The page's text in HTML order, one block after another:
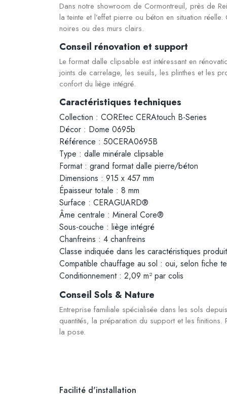
Dans notre showroom de Cormontreuil, près de
la teinte et l’effet pierre ou béton en situation
noires ou des murs clairs.
Conseil rénovation et support
Le format dalle clipsable est intéressant en
joints de carrelage, les seuils, les plinthes et les
confort du liège intégré.
Caractéristiques techniques
Collection : COREtec CERAtouch B-Series
Décor : Dome 0695b
Référence : 50CERA0695B
Type : dalle minérale clipsable
Format : grand format dalle pierre/béton
Dimensions : 915 x 457 mm
Épaisseur totale : 8 mm
Surface : CERAGUARD®
Âme centrale : Mineral Core®
Sous-couche : liège intégré
Chanfreins : 4 chanfreins
Classe indiquée dans les caractéristiques
Compatible chauffage au sol : oui, selon fiche
Conditionnement : 2,09 m² par colis
Conseil Sols & Nature
Entreprise familiale spécialisée dans les sols
quantités, la préparation du support et les
la pose.
Facilité d'installation